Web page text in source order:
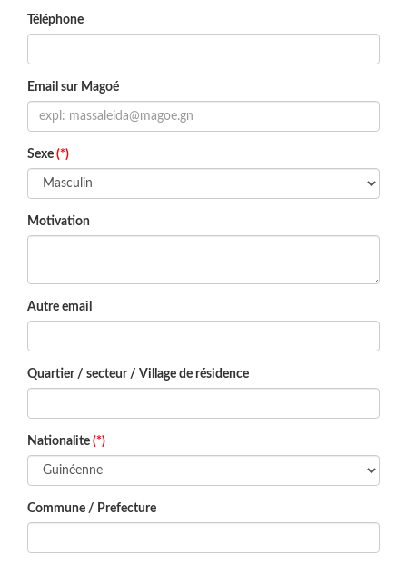
Téléphone
Email sur Magoé
Sexe (*)
Motivation
Autre email
Quartier / secteur / Village de résidence
Nationalite (*)
Commune / Prefecture